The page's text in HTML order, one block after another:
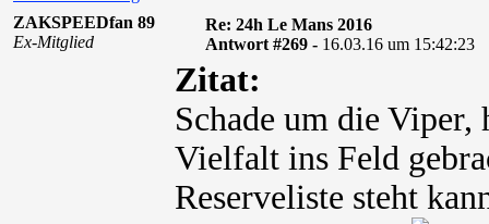
ZAKSPEEDfan 89
Ex-Mitglied
Re: 24h Le Mans 2016
Antwort #269 - 16.03.16 um 15:42:23
Zitat:
Schade um die
Vielfalt ins Feld
Reserveliste steht